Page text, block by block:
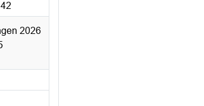
2026